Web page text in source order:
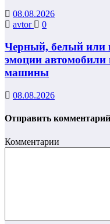
08.08.2026
avtor
0
Черный, белый или
эмоции
машины
08.08.2026
Отправить комментарий
Комментарии